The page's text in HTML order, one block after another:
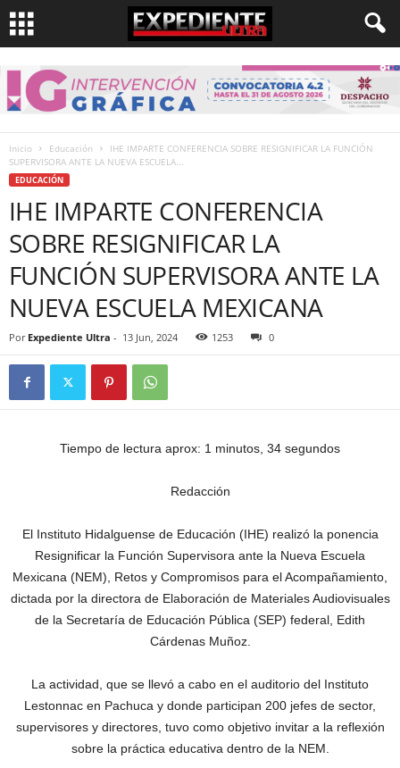
Inicio Educación
IHE IMPARTE CONFERENCIA SOBRE RESIGNIFICAR LA FUNCIÓN
SUPERVISORA ANTE LA NUEVA ESCUELA...
EDUCACIÓN
IHE IMPARTE CONFERENCIA
SOBRE RESIGNIFICAR LA
FUNCIÓN SUPERVISORA ANTE LA
NUEVA ESCUELA MEXICANA
Por Expediente Ultra - 13 Jun, 2024 1253 0
Tiempo de lectura aprox: 1 minutos, 34 segundos
Redacción
El Instituto Hidalguense de Educación (IHE) realizó la ponencia
Resignificar la Función Supervisora ante la Nueva Escuela
Mexicana (NEM), Retos y Compromisos para el Acompañamiento,
dictada por la directora de Elaboración de Materiales Audiovisuales
de la Secretaría de Educación Pública (SEP) federal, Edith
Cárdenas Muñoz.
La actividad, que se llevó a cabo en el auditorio del Instituto
Lestonnac en Pachuca y donde participan 200 jefes de sector,
supervisores y directores, tuvo como objetivo invitar a la reflexión
sobre la práctica educativa dentro de la NEM.